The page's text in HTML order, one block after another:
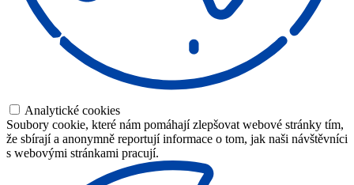
Analytické cookies
Soubory cookie, které nám pomáhají zlepšovat webové stránky tím,
že sbírají a anonymně reportují informace o tom, jak naši návštěvníci
s webovými stránkami pracují.